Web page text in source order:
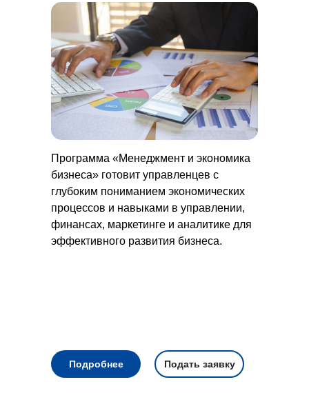
Программа «Менеджмент и экономика
бизнеса» готовит управленцев с
глубоким пониманием экономических
процессов и навыками в управлении,
финансах, маркетинге и аналитике для
эффективного развития бизнеса.
Подробнее Подать заявку